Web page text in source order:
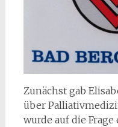
Zunächst gab
über
wurde auf die